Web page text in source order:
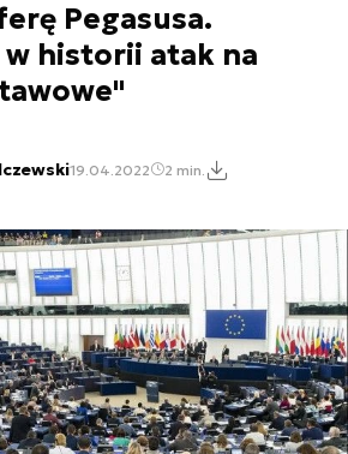
Pegasusa.
w historii atak na
19.04.2022 2 min.